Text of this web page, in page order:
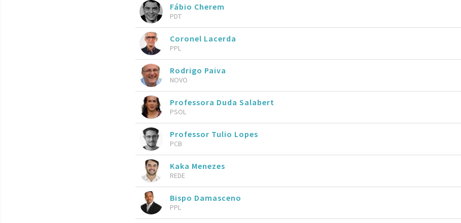
Fábio Cherem
PDT
Coronel Lacerda
PPL
Rodrigo Paiva
NOVO
Professora Duda Salabert
PSOL
Professor Tulio Lopes
PCB
Kaka Menezes
REDE
Bispo Damasceno
PPL